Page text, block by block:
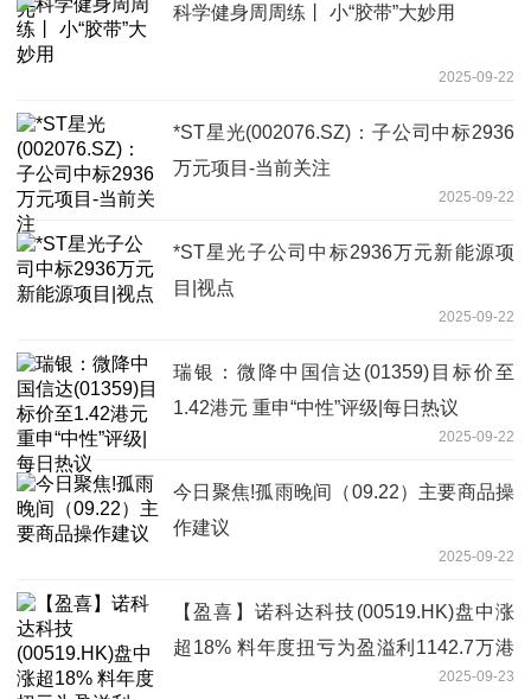
科学健身周周练丨 小“胶带”大妙用
2025-09-22
*ST星光(002076.SZ)：子公司中标2936
万元项目-当前关注
2025-09-22
*ST星光子公司中标2936万元新能源项
目|视点
2025-09-22
瑞银：微降中国信达(01359)目标价至
1.42港元 重申“中性”评级|每日热议
2025-09-22
今日聚焦!孤雨晚间（09.22）主要商品操
作建议
2025-09-22
【盈喜】诺科达科技(00519.HK)盘中涨
超18% 料年度扭亏为盈溢利1142.7万港
2025-09-23